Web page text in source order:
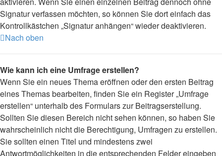
Signatur verfassen möchten, so können Sie dort einfach das
Kontrollkästchen „Signatur anhängen“ wieder deaktivieren.
Nach oben
Wie kann ich eine Umfrage erstellen?
Wenn Sie ein neues Thema eröffnen oder den ersten Beitrag
eines Themas bearbeiten, finden Sie ein Register „Umfrage
erstellen“ unterhalb des Formulars zur Beitragserstellung.
Sollten Sie diesen Bereich nicht sehen können, so haben Sie
wahrscheinlich nicht die Berechtigung, Umfragen zu erstellen.
Sie sollten einen Titel und mindestens zwei
Antwortmöglichkeiten in die entsprechenden Felder eingeben